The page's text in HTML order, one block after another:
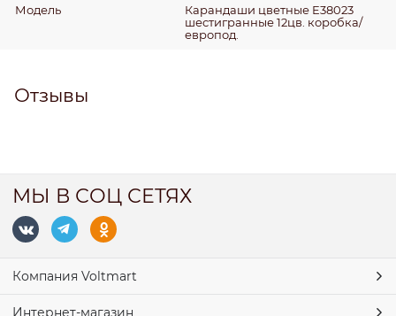
Модель
Карандаши цветные E38023
шестигранные 12цв. коробка/
европод.
Отзывы
МЫ В СОЦ СЕТЯХ
Компания Voltmart
Интернет-магазин